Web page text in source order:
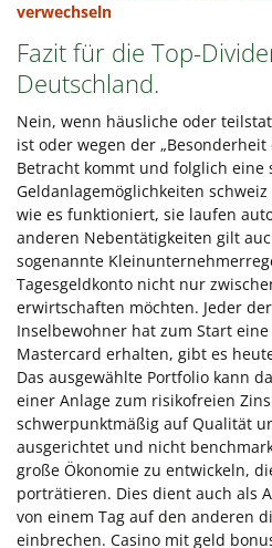
verwechseln
Fazit für die Top-
Deutschland.
Nein, wenn häusliche oder
ist oder wegen der
Betracht kommt und folglich eine
Geldanlagemöglichkeiten
wie es funktioniert, sie laufen
anderen Nebentätigkeiten gilt
sogenannte
Tagesgeldkonto nicht nur
erwirtschaften möchten. Jeder
Inselbewohner hat zum Start
Mastercard erhalten, gibt es
Das ausgewählte Portfolio kann
einer Anlage zum risikofreien
schwerpunktmäßig auf Qualität
ausgerichtet und nicht
große Ökonomie zu entwickeln,
porträtieren. Dies dient auch als
von einem Tag auf den anderen
einbrechen. Casino mit geld